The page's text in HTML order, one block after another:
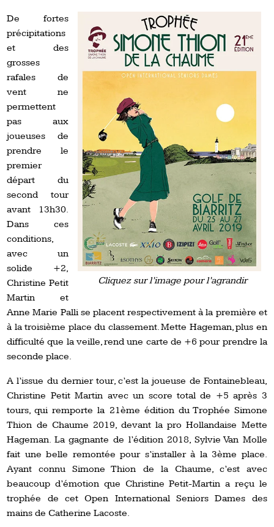
Cliquez sur l’image pour l’agrandir
De fortes
précipitations
et des
grosses
rafales de
vent ne
permettent
pas aux
joueuses de
prendre le
premier
départ du
second tour
avant 13h30.
Dans ces
conditions,
avec un
solide +2,
Christine Petit
Martin et
Anne Marie Palli se placent respectivement à la première et
à la troisième place du classement. Mette Hageman, plus en
difficulté que la veille, rend une carte de +6 pour prendre la
seconde place.
A l’issue du dernier tour, c’est la joueuse de Fontainebleau,
Christine Petit Martin avec un score total de +5 après 3
tours, qui remporte la 21ème édition du Trophée Simone
Thion de Chaume 2019, devant la pro Hollandaise Mette
Hageman. La gagnante de l’édition 2018, Sylvie Van Molle
fait une belle remontée pour s’installer à la 3ème place.
Ayant connu Simone Thion de la Chaume, c’est avec
beaucoup d’émotion que Christine Petit-Martin a reçu le
trophée de cet Open International Seniors Dames des
mains de Catherine Lacoste.